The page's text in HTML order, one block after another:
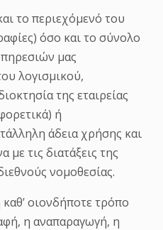
το περιεχόμενό του
όσο και το σύνολο
μας
λογισμικού,
της εταιρείας
ή
άδεια χρήσης και
τις διατάξεις της
νομοθεσίας.
οιονδήποτε τρόπο
η αναπαραγωγή, η